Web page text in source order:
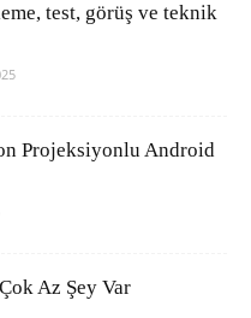
test, görüş ve teknik
Projeksiyonlu Android
Az Şey Var